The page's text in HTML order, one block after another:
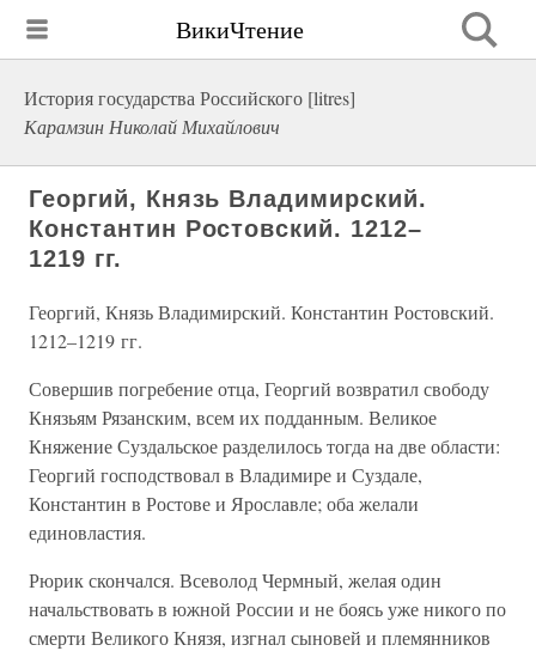
ВикиЧтение
История государства Российского [litres]
Карамзин Николай Михайлович
Георгий, Князь Владимирский.
Константин Ростовский. 1212–
1219 гг.
Георгий, Князь Владимирский. Константин Ростовский.
1212–1219 гг.
Совершив погребение отца, Георгий возвратил свободу
Князьям Рязанским, всем их подданным. Великое
Княжение Суздальское разделилось тогда на две области:
Георгий господствовал в Владимире и Суздале,
Константин в Ростове и Ярославле; оба желали
единовластия.
Рюрик скончался. Всеволод Чермный, желая один
начальствовать в южной России и не боясь уже никого по
смерти Великого Князя, изгнал сыновей и племянников